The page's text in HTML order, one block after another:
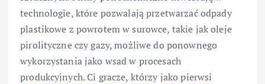
technologie, które pozwalają przetwarzać odpady
plastikowe z powrotem w surowce, takie jak oleje
pirolityczne czy gazy, możliwe do ponownego
wykorzystania jako wsad w procesach
produkcyjnych. Ci gracze, którzy jako pierwsi